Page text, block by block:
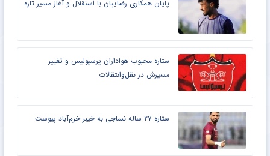
پایان همکاری رضاییان با استقلال و آغاز مسیر تازه
ستاره محبوب هواداران پرسپولیس و تغییر
مسیرش در نقل‌وانتقالات
ستاره ۲۷ ساله نساجی به خیبر خرم‌آباد پیوست